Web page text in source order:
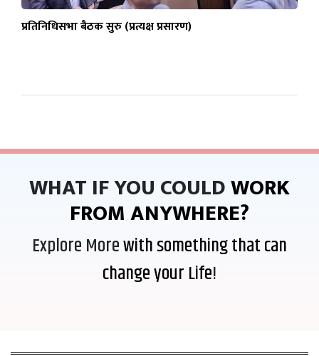
प्रतिनिधिसभा बैठक सुरु (प्रत्यक्ष प्रसारण)
WHAT IF YOU COULDWORK
FROM ANYWHERE?
Explore Morewith something that can
change your Life!